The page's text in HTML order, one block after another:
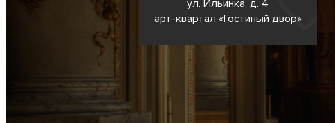
ул. Ильинка, д. 4
арт-квартал «Гостиный двор»